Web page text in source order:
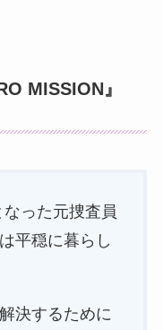
MISSION』
った元捜査員
平穏に暮らし
決するために